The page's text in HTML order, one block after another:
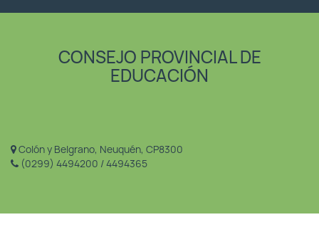
CONSEJO PROVINCIAL DE
EDUCACIÓN
Colón y Belgrano, Neuquén, CP8300
(0299) 4494200 / 4494365